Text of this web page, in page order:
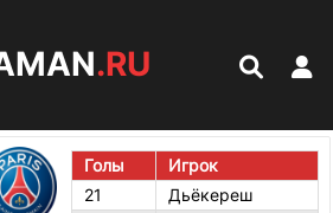
.RU
Голы
Игрок
21
Дьёкереш